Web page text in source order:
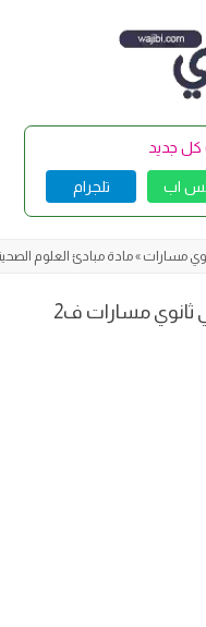
كل جديد
اب تلجرام
مسارات »مادة مبادئ العلوم الصحية
اختبار مبادئ العلوم الصحية 1-1 ثاني ثانوي مسارات ف2